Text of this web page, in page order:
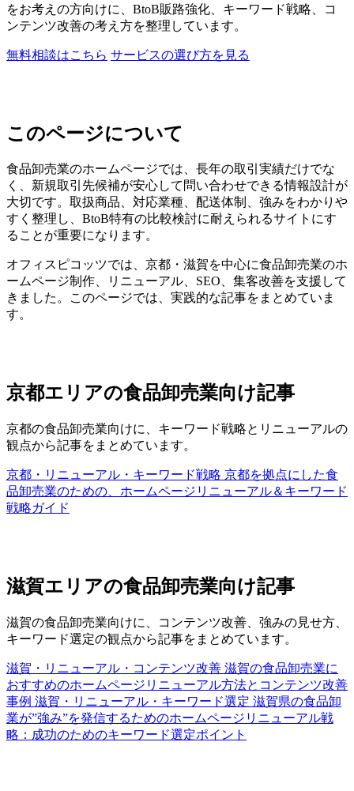
をお考えの方向けに、BtoB販路強化、キーワード戦略、コ
ンテンツ改善の考え方を整理しています。
無料相談はこちら サービスの選び方を見る
このページについて
食品卸売業のホームページでは、長年の取引実績だけでな
く、新規取引先候補が安心して問い合わせできる情報設計が
大切です。取扱商品、対応業種、配送体制、強みをわかりや
すく整理し、BtoB特有の比較検討に耐えられるサイトにす
ることが重要になります。
オフィスピコッツでは、京都・滋賀を中心に食品卸売業のホ
ームページ制作、リニューアル、SEO、集客改善を支援して
きました。このページでは、実践的な記事をまとめていま
す。
京都エリアの食品卸売業向け記事
京都の食品卸売業向けに、キーワード戦略とリニューアルの
観点から記事をまとめています。
京都・リニューアル・キーワード戦略 京都を拠点にした食
品卸売業のための、ホームページリニューアル＆キーワード
戦略ガイド
滋賀エリアの食品卸売業向け記事
滋賀の食品卸売業向けに、コンテンツ改善、強みの見せ方、
キーワード選定の観点から記事をまとめています。
滋賀・リニューアル・コンテンツ改善 滋賀の食品卸売業に
おすすめのホームページリニューアル方法とコンテンツ改善
事例 滋賀・リニューアル・キーワード選定 滋賀県の食品卸
業が”強み”を発信するためのホームページリニューアル戦
略：成功のためのキーワード選定ポイント